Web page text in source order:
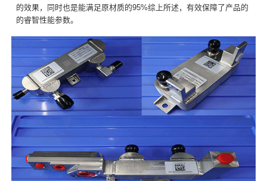
的效果，同时也是能满足原材质的95%综上所述，有效保障了产品的
的睿智性能参数。